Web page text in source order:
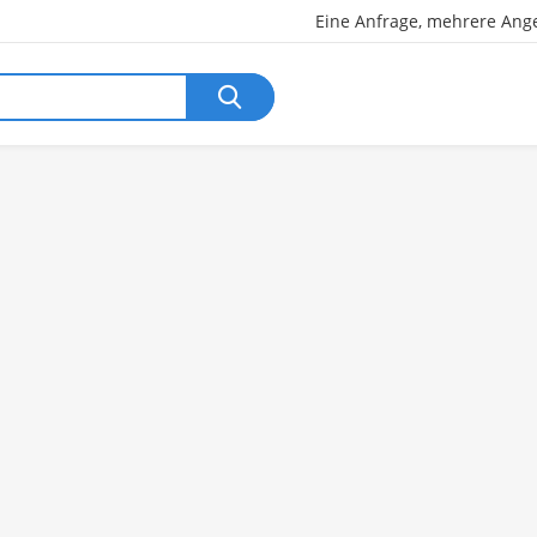
Eine Anfrage, mehrere
